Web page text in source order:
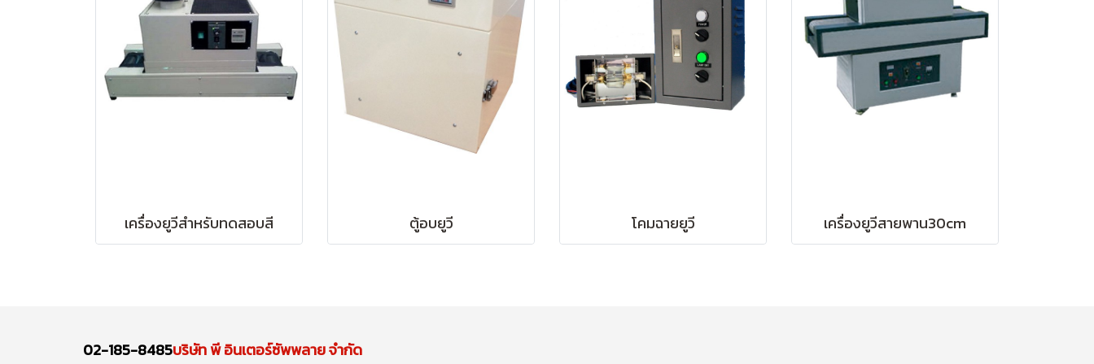
เครื่องยูวีสำหรับทดสอบสี ตู้อบยูวี โคมฉายยูวี เครื่องยูวีสายพาน30cm
02-185-8485บริษัท พี อินเตอร์ซัพพลาย จำกัด